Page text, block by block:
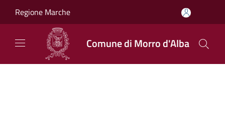
Regione Marche
Comune di Morro d'Alba